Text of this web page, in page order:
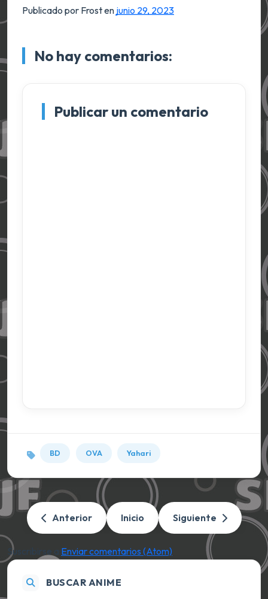
Publicado por Frosten junio 29, 2023
No hay comentarios:
Publicar un comentario
BD OVA Yahari
Anterior Inicio Siguiente
Suscribirse a:Enviar comentarios (Atom)
BUSCAR ANIME